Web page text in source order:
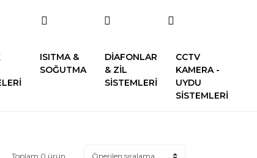
ISITMA &
SOĞUTMA
DİAFONLAR
& ZİL
SİSTEMLERİ
CCTV
KAMERA -
UYDU
SİSTEMLERİ
Toplam 0 ürün